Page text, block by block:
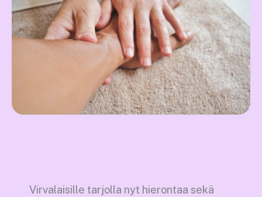
Virvalaisille tarjolla nyt hierontaa sekä